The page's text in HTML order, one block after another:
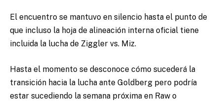
El encuentro se mantuvo en silencio hasta el punto de
que incluso la hoja de alineación interna oficial tiene
incluida la lucha de Ziggler vs. Miz.
Hasta el momento se desconoce cómo sucederá la
transición hacia la lucha ante Goldberg pero podría
estar sucediendo la semana próxima en Raw o